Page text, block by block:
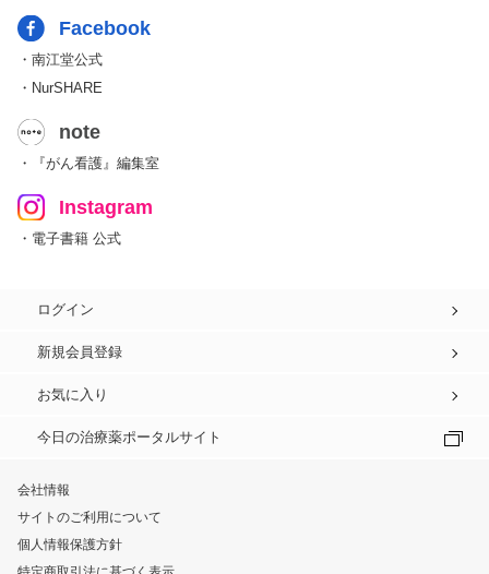
Facebook
・南江堂公式
・NurSHARE
note
・『がん看護』編集室
Instagram
・電子書籍 公式
ログイン
新規会員登録
お気に入り
今日の治療薬ポータルサイト
会社情報
サイトのご利用について
個人情報保護方針